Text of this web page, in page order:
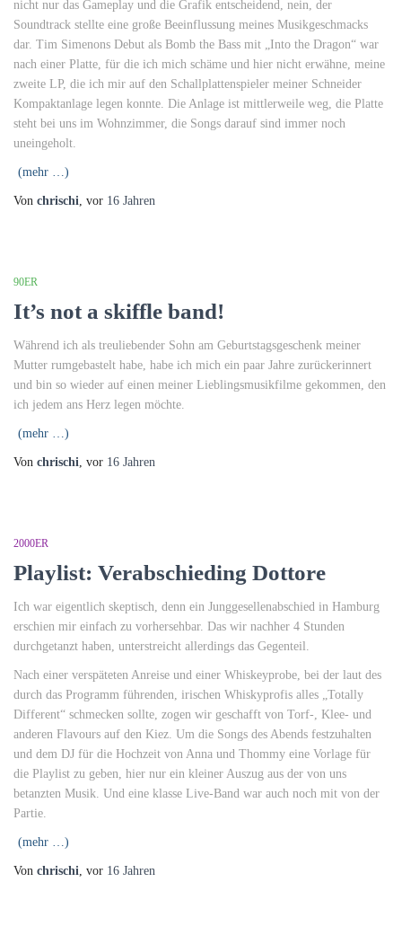
nicht nur das Gameplay und die Grafik entscheidend, nein, der
Soundtrack stellte eine große Beeinflussung meines Musikgeschmacks
dar. Tim Simenons Debut als Bomb the Bass mit „Into the Dragon“ war
nach einer Platte, für die ich mich schäme und hier nicht erwähne, meine
zweite LP, die ich mir auf den Schallplattenspieler meiner Schneider
Kompaktanlage legen konnte. Die Anlage ist mittlerweile weg, die Platte
steht bei uns im Wohnzimmer, die Songs darauf sind immer noch
uneingeholt.
(mehr …)
Von chrischi, vor 16 Jahren
90ER
It’s not a skiffle band!
Während ich als treuliebender Sohn am Geburtstagsgeschenk meiner
Mutter rumgebastelt habe, habe ich mich ein paar Jahre zurückerinnert
und bin so wieder auf einen meiner Lieblingsmusikfilme gekommen, den
ich jedem ans Herz legen möchte.
(mehr …)
Von chrischi, vor 16 Jahren
2000ER
Playlist: Verabschieding Dottore
Ich war eigentlich skeptisch, denn ein Junggesellenabschied in Hamburg
erschien mir einfach zu vorhersehbar. Das wir nachher 4 Stunden
durchgetanzt haben, unterstreicht allerdings das Gegenteil.
Nach einer verspäteten Anreise und einer Whiskeyprobe, bei der laut des
durch das Programm führenden, irischen Whiskyprofis alles „Totally
Different“ schmecken sollte, zogen wir geschafft von Torf-, Klee- und
anderen Flavours auf den Kiez. Um die Songs des Abends festzuhalten
und dem DJ für die Hochzeit von Anna und Thommy eine Vorlage für
die Playlist zu geben, hier nur ein kleiner Auszug aus der von uns
betanzten Musik. Und eine klasse Live-Band war auch noch mit von der
Partie.
(mehr …)
Von chrischi, vor 16 Jahren